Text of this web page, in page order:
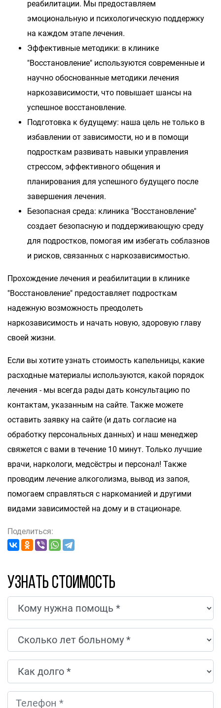
реабилитации. Мы предоставляем
эмоциональную и психологическую поддержку
на каждом этапе лечения.
Эффективные методики: в клинике
"Восстановление" используются современные и
научно обоснованные методики лечения
наркозависимости, что повышает шансы на
успешное восстановление.
Подготовка к будущему: наша цель не только в
избавлении от зависимости, но и в помощи
подросткам развивать навыки управления
стрессом, эффективного общения и
планирования для успешного будущего после
завершения лечения.
Безопасная среда: клиника "Восстановление"
создает безопасную и поддерживающую среду
для подростков, помогая им избегать соблазнов
и рисков, связанных с наркозависимостью.
Прохождение лечения и реабилитации в клинике
"Восстановление" предоставляет подросткам
надежную возможность преодолеть
наркозависимость и начать новую, здоровую главу
своей жизни.
Если вы хотите узнать стоимость капельницы, какие
расходные материалы используются, какой порядок
лечения - мы всегда рады дать консультацию по
контактам, указанным на сайте. Также можете
оставить заявку на сайте (и дать согласие на
обработку персональных данных) и наш менеджер
свяжется с вами в течение 10 минут. Только лучшие
врачи, наркологи, медсёстры и персонал! Также
проводим лечение алкоголизма, вывод из запоя,
помогаем справляться с наркоманией и другими
видами зависимостей на дому и в стационаре.
Поделиться:
Узнать стоимость